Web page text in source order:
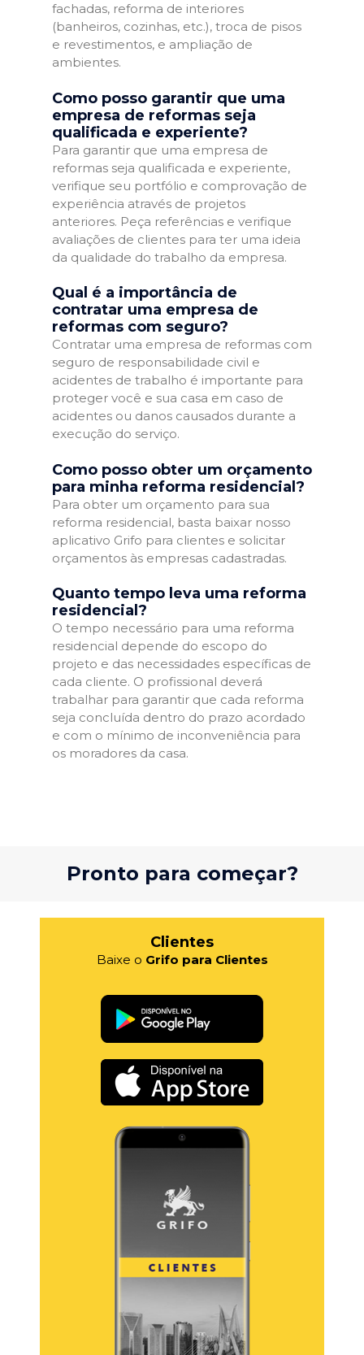
fachadas, reforma de interiores
(banheiros, cozinhas, etc.), troca de pisos
e revestimentos, e ampliação de
ambientes.
Como posso garantir que uma
empresa de reformas seja
qualificada e experiente?
Para garantir que uma empresa de
reformas seja qualificada e experiente,
verifique seu portfólio e comprovação de
experiência através de projetos
anteriores. Peça referências e verifique
avaliações de clientes para ter uma ideia
da qualidade do trabalho da empresa.
Qual é a importância de
contratar uma empresa de
reformas com seguro?
Contratar uma empresa de reformas com
seguro de responsabilidade civil e
acidentes de trabalho é importante para
proteger você e sua casa em caso de
acidentes ou danos causados durante a
execução do serviço.
Como posso obter um orçamento
para minha reforma residencial?
Para obter um orçamento para sua
reforma residencial, basta baixar nosso
aplicativo Grifo para clientes e solicitar
orçamentos às empresas cadastradas.
Quanto tempo leva uma reforma
residencial?
O tempo necessário para uma reforma
residencial depende do escopo do
projeto e das necessidades específicas de
cada cliente. O profissional deverá
trabalhar para garantir que cada reforma
seja concluída dentro do prazo acordado
e com o mínimo de inconveniência para
os moradores da casa.
Pronto para começar?
Clientes
Baixe o Grifo para Clientes